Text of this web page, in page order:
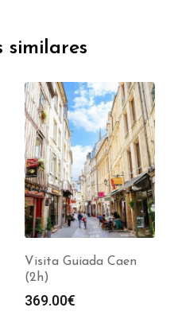
similares
Visita Guiada Caen
(2h)
369.00€